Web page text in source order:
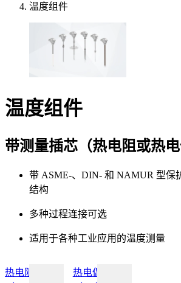
温度组件
温度组件
带测量插芯（热电阻或热电
带 ASME-、DIN- 和 NAMUR 型保
结构
多种过程连接可选
适用于各种工业应用的温度测量
热电阻
热电偶